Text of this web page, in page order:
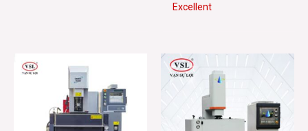
Excellent